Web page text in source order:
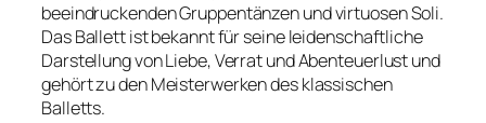
beeindruckenden Gruppentänzen und virtuosen Soli.
Das Ballett ist bekannt für seine leidenschaftliche
Darstellung von Liebe, Verrat und Abenteuerlust und
gehört zu den Meisterwerken des klassischen
Balletts.